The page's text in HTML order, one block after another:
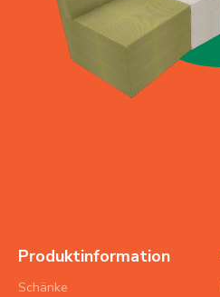
Produktinformation
Schänke